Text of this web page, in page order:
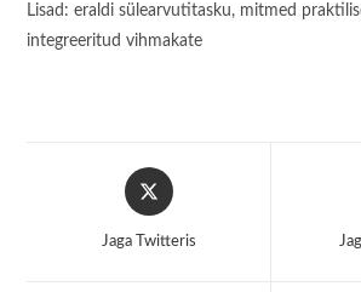
Lisad: eraldi sülearvutitasku, mitmed
integreeritud vihmakate
Opens
in
new
Jaga Twitteris